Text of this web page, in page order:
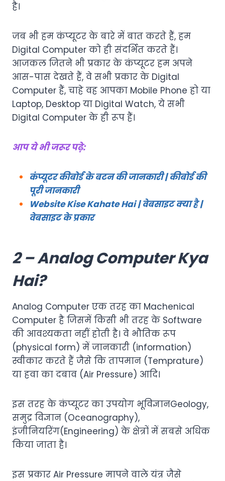
है।
जब भी हम कंप्यूटर के बारे में बात करते हैं, हम
Digital Computer को ही संदर्भित करते हैं।
आजकल जितने भी प्रकार के कंप्यूटर हम अपने
आस-पास देखते हैं, वे सभी प्रकार के Digital
Computer हैं, चाहे वह आपका Mobile Phone हो या
Laptop, Desktop या Digital Watch, ये सभी
Digital Computer के ही रूप हैं।
आप ये भी जरूर पढ़े:
कंप्यूटर कीबोर्ड के बटन की जानकारी | कीबोर्ड की
पूरी जानकारी
Website Kise Kahate Hai | वेबसाइट क्या है |
वेबसाइट के प्रकार
2 – Analog Computer Kya
Hai?
Analog Computer एक तरह का Machenical
Computer है जिसमें किसी भी तरह के Software
की आवश्यकता नहीं होती है। वे भौतिक रूप
(physical form) में जानकारी (information)
स्वीकार करते हैं जैसे कि तापमान (Temprature)
या हवा का दबाव (Air Pressure) आदि।
इस तरह के कंप्यूटर का उपयोग भूविज्ञानGeology,
समुद्र विज्ञान (Oceanography),
इंजीनियरिंग(Engineering) के क्षेत्रों में सबसे अधिक
किया जाता है।
इस प्रकार Air Pressure मापने वाले यंत्र जैसे